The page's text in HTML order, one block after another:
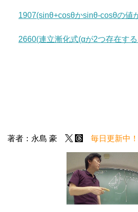
1907(sinθ+cosθかsinθ-cosθの値
2660(連立漸化式(αが2つ存在す
著者：永島 豪 毎日更新中！